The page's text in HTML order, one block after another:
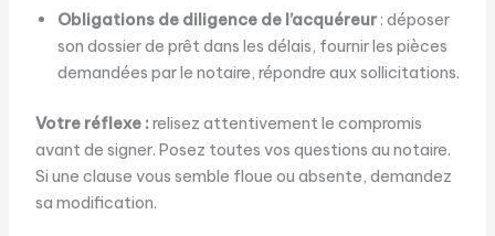
Obligations de diligence de l’acquéreur: déposer
son dossier de prêt dans les délais, fournir les pièces
demandées par le notaire, répondre aux sollicitations.
Votre réflexe :relisez attentivement le compromis
avant de signer. Posez toutes vos questions au notaire.
Si une clause vous semble floue ou absente, demandez
sa modification.